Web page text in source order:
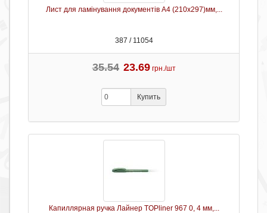
Лист для ламінування документів А4 (210х297)мм,...
387 / 11054
35.54 23.69 грн./шт
Купить
Капиллярная ручка Лайнер TOPliner 967 0, 4 мм,...